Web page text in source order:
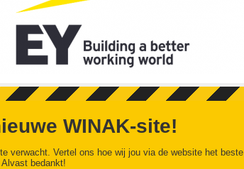
WINAK-site!
verwacht. Vertel ons hoe wij jou via de website het beste
Alvast bedankt!